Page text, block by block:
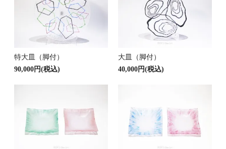
特大皿（脚付）
90,000円(税込)
大皿（脚付）
40,000円(税込)